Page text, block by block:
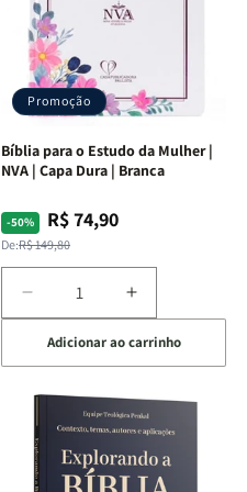
Promoção
Bíblia para o Estudo da Mulher |
NVA | Capa Dura | Branca
-50%
Preço
normal
De:R$ 149,80
Preço
promocional
R$ 74,90
Diminuir
a
quantidade
de
Bíblia
o
Estudo
da
Aumentar
a
quantidade
de
Bíblia
para
o
Estudo
Adicionar ao carrinho